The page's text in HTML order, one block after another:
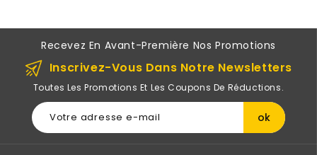
Recevez En Avant-Première Nos Promotions
Inscrivez-Vous Dans Notre Newsletters
Toutes Les Promotions Et Les Coupons De Réductions.